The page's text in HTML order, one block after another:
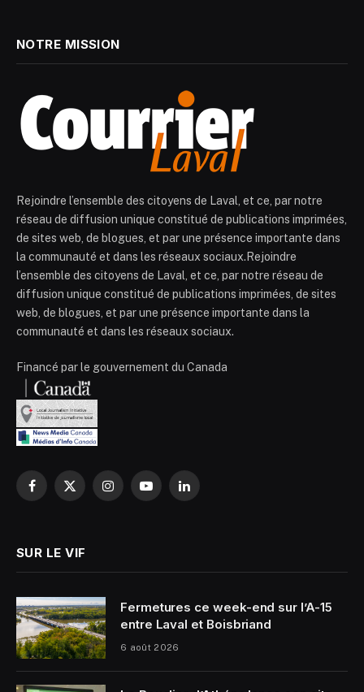
NOTRE MISSION
Rejoindre l’ensemble des citoyens de Laval, et ce, par notre
réseau de diffusion unique constitué de publications imprimées,
de sites web, de blogues, et par une présence importante dans
la communauté et dans les réseaux sociaux.Rejoindre
l’ensemble des citoyens de Laval, et ce, par notre réseau de
diffusion unique constitué de publications imprimées, de sites
web, de blogues, et par une présence importante dans la
communauté et dans les réseaux sociaux.
Financé par le gouvernement du Canada
Facebook
X
InstagramYouTubeLinkedIn
SUR LE VIF
Fermetures ce week-end sur l’A-15
entre Laval et Boisbriand
6 août 2026